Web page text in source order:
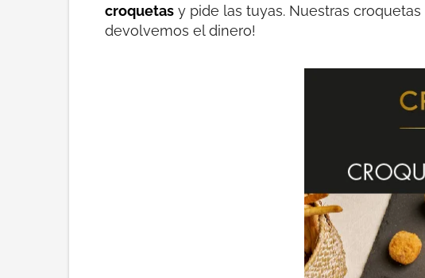
croquetas y pide las tuyas. Nuestras
devolvemos el dinero!